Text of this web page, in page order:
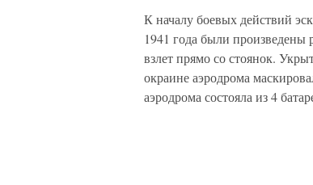
К началу боевых действий
1941 года были
взлет прямо со стоянок.
окраине аэродрома
аэродрома состояла из 4